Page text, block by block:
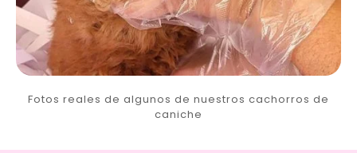
Fotos reales de algunos de nuestros cachorros de
caniche